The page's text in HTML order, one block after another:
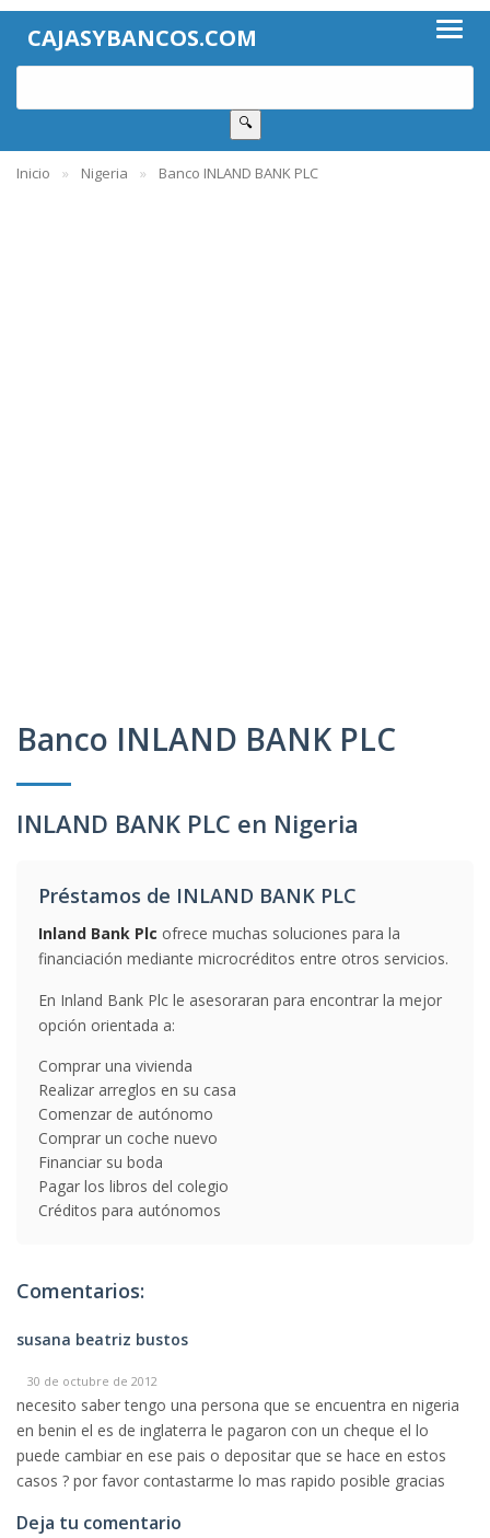
CAJASYBANCOS.COM
🔍
Inicio Nigeria Banco INLAND BANK PLC
Banco INLAND BANK PLC
INLAND BANK PLC en Nigeria
Préstamos de INLAND BANK PLC
Inland Bank Plc ofrece muchas soluciones para la
financiación mediante microcréditos entre otros servicios.
En Inland Bank Plc le asesoraran para encontrar la mejor
opción orientada a:
Comprar una vivienda
Realizar arreglos en su casa
Comenzar de autónomo
Comprar un coche nuevo
Financiar su boda
Pagar los libros del colegio
Créditos para autónomos
Comentarios:
susana beatriz bustos
30 de octubre de 2012
necesito saber tengo una persona que se encuentra en nigeria
en benin el es de inglaterra le pagaron con un cheque el lo
puede cambiar en ese pais o depositar que se hace en estos
casos ? por favor contastarme lo mas rapido posible gracias
Deja tu comentario